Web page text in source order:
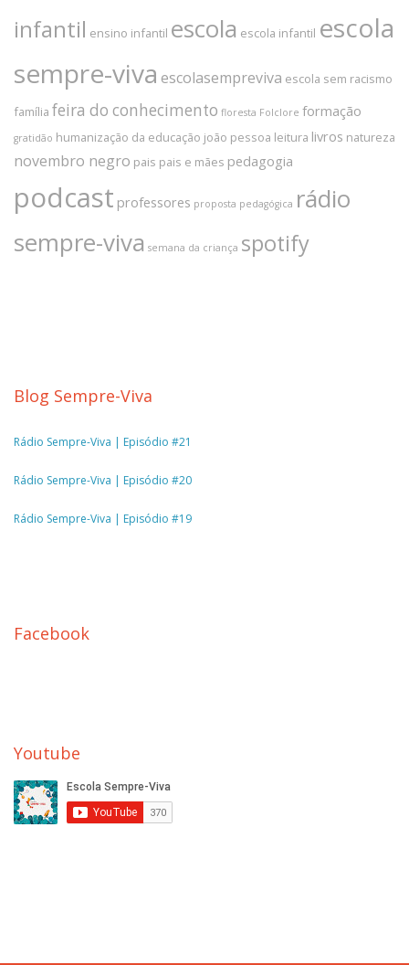
infantil ensino infantil escola escola infantil escola
sempre-viva escolasempreviva escola sem racismo
família feira do conhecimento floresta Folclore formação
gratidão humanização da educação joão pessoa leitura livros natureza
novembro negro pais pais e mães pedagogia
podcast professores proposta pedagógica rádio
sempre-viva semana da criança spotify
Blog Sempre-Viva
Rádio Sempre-Viva | Episódio #21
Rádio Sempre-Viva | Episódio #20
Rádio Sempre-Viva | Episódio #19
Facebook
Youtube